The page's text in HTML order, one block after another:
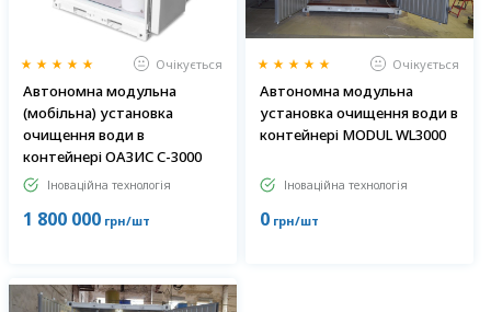
Контакти
Очікується
Автономна модульна
(мобільна) установка
очищення води в
контейнері ОАЗИС С-3000
Іноваційна технологія
1 800 000грн/шт
Очікується
Автономна модульна
установка очищення води в
контейнері MODUL WL3000
Іноваційна технологія
0грн/шт